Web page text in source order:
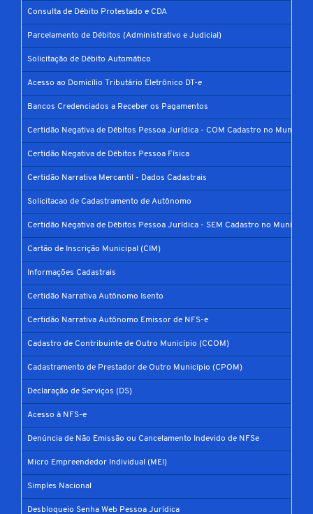
Consulta de Débito Protestado e CDA
Parcelamento de Débitos (Administrativo e Judicial)
Solicitação de Débito Automático
Acesso ao Domicílio Tributário Eletrônico DT-e
Bancos Credenciados a Receber os Pagamentos
Certidão Negativa de Débitos Pessoa Jurídica - COM Cadastro no Município
Certidão Negativa de Débitos Pessoa Física
Certidão Narrativa Mercantil - Dados Cadastrais
Solicitacao de Cadastramento de Autônomo
Certidão Negativa de Débitos Pessoa Jurídica - SEM Cadastro no Município
Cartão de Inscrição Municipal (CIM)
Informações Cadastrais
Certidão Narrativa Autônomo Isento
Certidão Narrativa Autônomo Emissor de NFS-e
Cadastro de Contribuinte de Outro Município (CCOM)
Cadastramento de Prestador de Outro Município (CPOM)
Declaração de Serviços (DS)
Acesso à NFS-e
Denúncia de Não Emissão ou Cancelamento Indevido de NFSe
Micro Empreendedor Individual (MEI)
Simples Nacional
Desbloqueio Senha Web Pessoa Jurídica